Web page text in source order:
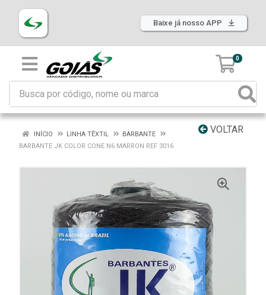
Baixe já nosso APP
0
VOLTAR
INÍCIO LINHA TÊXTIL
BARBANTE
BARBANTE JK COLOR CONE N6 MARRON REF 3016